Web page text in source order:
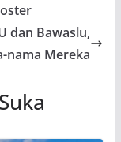
dan Bawaslu,
nama Mereka